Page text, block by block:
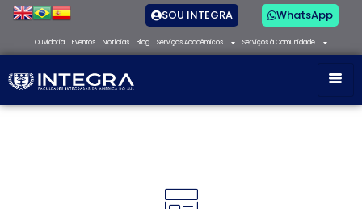
SOU INTEGRA WhatsApp
Ouvidoria Eventos Notícias Blog Serviços Acadêmicos Serviços à Comunidade